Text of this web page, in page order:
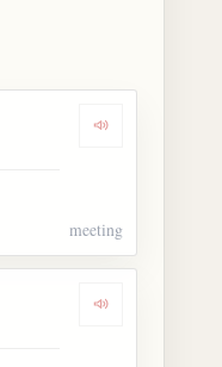
Dengarkan
meeting
Dengarkan